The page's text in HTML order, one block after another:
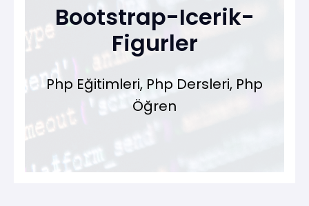
Bootstrap-Icerik-
Figurler
Php Eğitimleri, Php Dersleri, Php
Öğren